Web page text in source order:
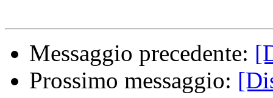
Messaggio precedente:
Prossimo messaggio: